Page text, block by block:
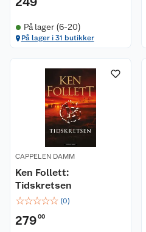
På lager (6-20)
På lager i 31 butikker
CAPPELEN DAMM
Ken Follett:
Tidskretsen
☆☆☆☆☆ (0)
27900